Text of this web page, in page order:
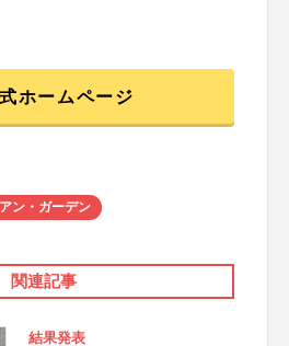
ホームページ
ン・ガーデン
関連記事
結果発表